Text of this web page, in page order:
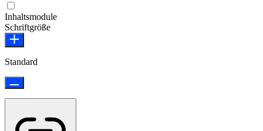
Inhaltsmodule
Schriftgröße
Standard